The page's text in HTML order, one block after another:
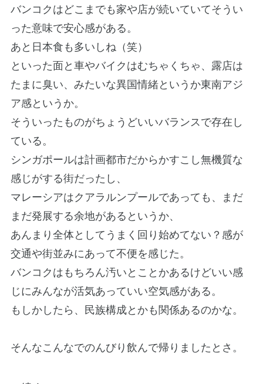
バンコクはどこまでも家や店が続いていてそうい
った意味で安心感がある。
あと日本食も多いしね（笑）
といった面と車やバイクはむちゃくちゃ、露店は
たまに臭い、みたいな異国情緒というか東南アジ
ア感というか。
そういったものがちょうどいいバランスで存在し
ている。
シンガポールは計画都市だからかすこし無機質な
感じがする街だったし、
マレーシアはクアラルンプールであっても、まだ
まだ発展する余地があるというか、
あんまり全体としてうまく回り始めてない？感が
交通や街並みにあって不便を感じた。
バンコクはもちろん汚いとことかあるけどいい感
じにみんなが活気あっていい空気感がある。
もしかしたら、民族構成とかも関係あるのかな。
そんなこんなでのんびり飲んで帰りましたとさ。